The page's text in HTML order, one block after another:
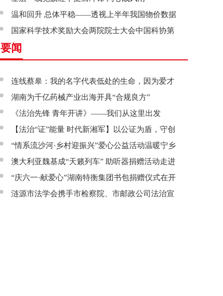
温和回升 总体平稳——透视上半年我国物价数据
国家科学技术奖励大会两院院士大会中国科协第
十一次全国代表大会在京召开
要闻
连线蔡皋：我的名字代表低处的生命，因为爱才
接近理想的高地
湖南为千亿药械产业出海开具“合规良方”
《法治先锋 青年开讲》——我们从这里出发
【法治“证”能量 时代新湘军】以公证为盾，守创
新之魂 湖南青年公证人为知识产权保护筑牢防线
“情系流沙河·乡村迎振兴”爱心公益活动温暖宁乡
市流沙河镇
澳大利亚魏基成“天籁列车” 助听器捐赠活动走进
开慧镇
“庆六一·献爱心”湖南特衡集团书包捐赠仪式在开
慧镇举行
涟源市法学会携手市检察院、市邮政公司法治宣